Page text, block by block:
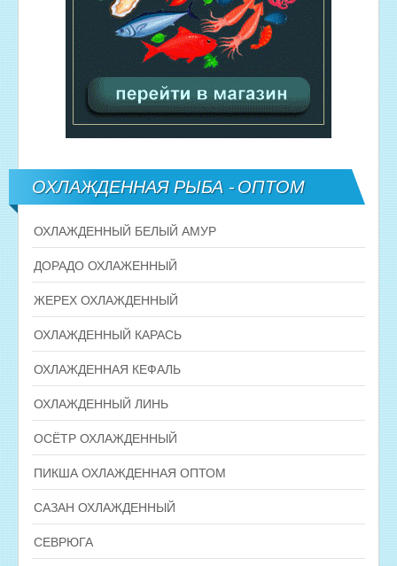
ОХЛАЖДЕННАЯ РЫБА - ОПТОМ
ОХЛАЖДЕННЫЙ БЕЛЫЙ АМУР
ДОРАДО ОХЛАЖЕННЫЙ
ЖЕРЕХ ОХЛАЖДЕННЫЙ
ОХЛАЖДЕННЫЙ КАРАСЬ
ОХЛАЖДЕННАЯ КЕФАЛЬ
ОХЛАЖДЕННЫЙ ЛИНЬ
ОСЁТР ОХЛАЖДЕННЫЙ
ПИКША ОХЛАЖДЕННАЯ ОПТОМ
САЗАН ОХЛАЖДЕННЫЙ
СЕВРЮГА